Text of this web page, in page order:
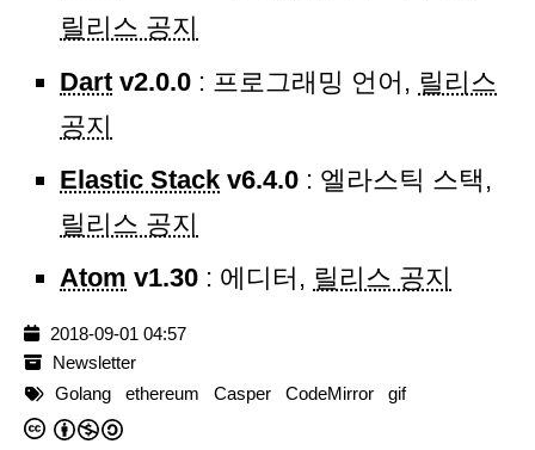
릴리스 공지
Dart v2.0.0 : 프로그래밍 언어, 릴리스
공지
Elastic Stack v6.4.0 : 엘라스틱 스택,
릴리스 공지
Atom v1.30 : 에디터, 릴리스 공지
2018-09-01 04:57
Newsletter
Golang
ethereum Casper CodeMirror gif